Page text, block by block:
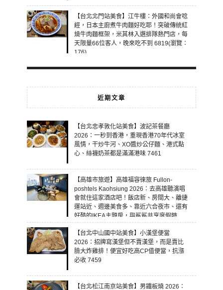
【台北北門站美食】江牛樓：外國和尚會唸
經，日本主廚煮牛肉麵好吃耶！突破傳統紅
燒牛肉麵框架，米其林入選排隊熱門店，每
天限量66位客人，晚來吃不到 6819(瀏覽：
176)
近期文章
【台北忠孝敦化站美食】波記茶餐廳
2026：一秒到香港，重現香港70年代冰室
風情，干炒牛河、XO醬炒公仔麵、港式點
心、絲襪奶茶都是滿滿港味 7461
【高雄市旅遊】高雄福容徠旅 Fullon-
poshtels Kaohsiung 2026：去高雄聽演唱
會就住這家酒店吧！飯店新、房間大、離捷
運站近、週邊美食多、靠近六合夜市、還有
好酷的IKEA主題房，與鯊鯊共享度假時
光！ 7460
【台北中山國中站美食】小漢堡便當
2026：招牌寫漢堡但不賣漢堡，而是賣比
臉大炸雞排！便宜好吃高CP值便當，抗漲
必收 7459
【台北松江南京站美食】男鐵板燒 2026：